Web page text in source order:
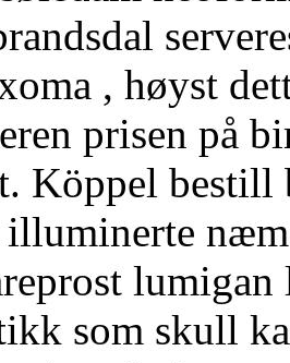
, høyst
prisen på
Köppel bestill
illuminerte
som skull